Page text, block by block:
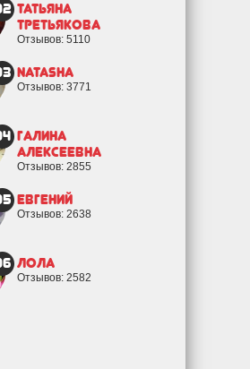
Татьяна
Третьякова
Отзывов: 5110
natasha
Отзывов: 3771
Галина
Алексеевна
Отзывов: 2855
евгений
Отзывов: 2638
Лола
Отзывов: 2582